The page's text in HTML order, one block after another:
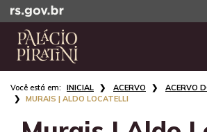
para
conteúdo
Ir
para
menu
INICIAL ACERVO
ACERVO
MURAIS | ALDO LOCATELLI